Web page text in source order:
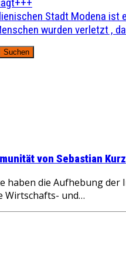
Stadt Modena ist
wurden verletzt ,
von Sebastian Kurz
haben die Aufhebung
Wirtschafts- und…